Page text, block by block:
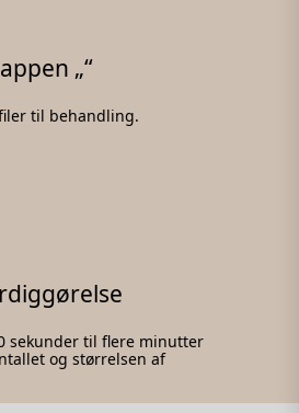
„“
til behandling.
sekunder til flere minutter
og størrelsen af